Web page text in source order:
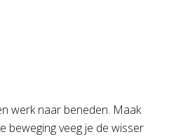
werk naar beneden. Maak
beweging veeg je de wisser